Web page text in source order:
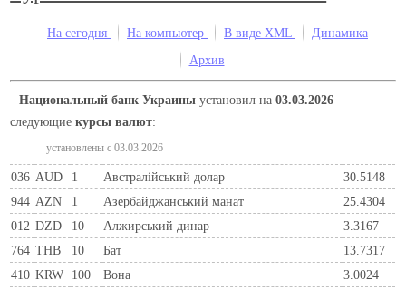
На сегодня На компьютер В виде XML
Динамика
Архив
Национальный банк Украины установил на03.03.2026
следующиекурсы валют:
установлены c 03.03.2026
036 AUD 1 Австралійський долар
30.5148
944 AZN 1 Азербайджанський манат
25.4304
012 DZD 10 Алжирський динар
3.3167
764 THB 10 Бат
13.7317
410 KRW 100 Вона
3.0024